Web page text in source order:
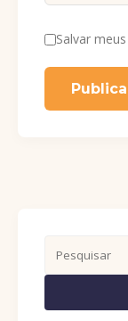
Salvar
Pesquisar